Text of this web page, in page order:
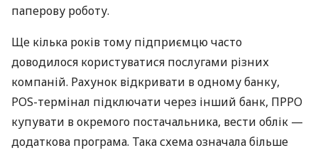
паперову роботу.
Ще кілька років тому підприємцю часто
доводилося користуватися послугами різних
компаній. Рахунок відкривати в одному банку,
POS-термінал підключати через інший банк, ПРРО
купувати в окремого постачальника, вести облік —
додаткова програма. Така схема означала більше